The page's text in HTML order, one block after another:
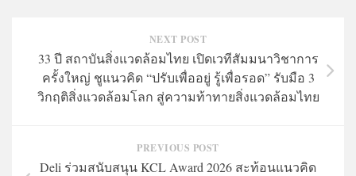
NEXT POST
33 ปี สถาบันสิ่งแวดล้อมไทย เปิดเวทีสัมมนาวิชาการ
ครั้งใหญ่ ชูแนวคิด “ปรับเพื่ออยู่ รู้เพื่อรอด” รับมือ 3
วิกฤติสิ่งแวดล้อมโลก สู่ความท้าทายสิ่งแวดล้อมไทย
PREVIOUS POST
Deli ร่วมสนับสนุน KCL Award 2026 สะท้อนแนวคิด